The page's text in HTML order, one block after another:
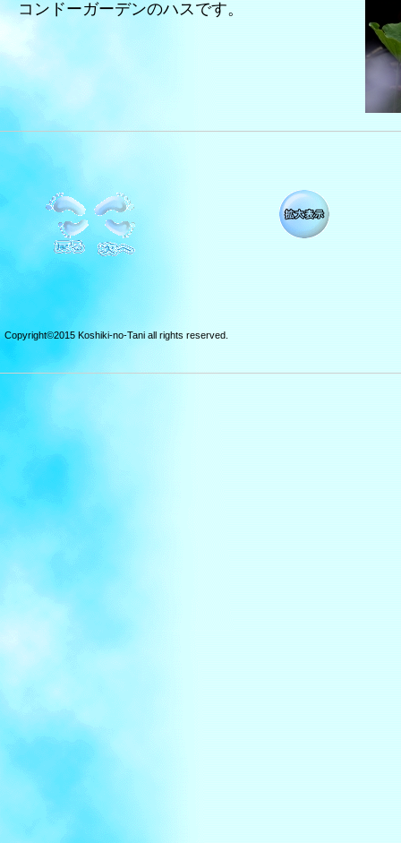
コンドーガーデンのハスです。
Copyright©2015 Koshiki-no-Tani all rights reserved.